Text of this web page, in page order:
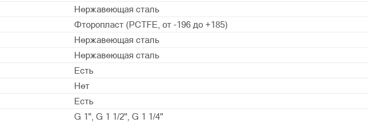
Нержавеющая сталь
Фторопласт (PСTFE, от -196 до +185)
Нержавеющая сталь
Нержавеющая сталь
Есть
Нет
Есть
G 1", G 1 1/2", G 1 1/4"